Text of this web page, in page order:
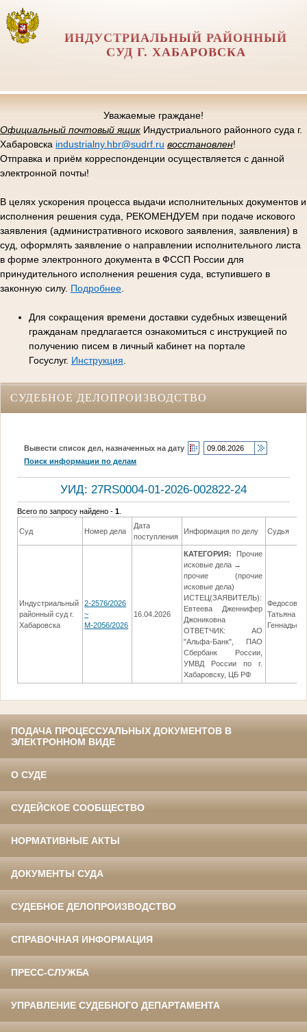
ИНДУСТРИАЛЬНЫЙ РАЙОННЫЙ
СУД Г. ХАБАРОВСКА
Уважаемые граждане!
Официальный почтовый ящик Индустриального районного суда г.
Хабаровска industrialny.hbr@sudrf.ru восстановлен!
Отправка и приём корреспонденции осуществляется с данной
электронной почты!
В целях ускорения процесса выдачи исполнительных документов и
исполнения решения суда, РЕКОМЕНДУЕМ при подаче искового
заявления (административного искового заявления, заявления) в
суд, оформлять заявление о направлении исполнительного листа
в форме электронного документа в ФССП России для
принудительного исполнения решения суда, вступившего в
законную силу. Подробнее
Для сокращения времени доставки судебных извещений
гражданам предлагается ознакомиться с инструкцией по
получению писем в личный кабинет на портале
Госуслуг. Инструкция
СУДЕБНОЕ ДЕЛОПРОИЗВОДСТВО
Вывести список дел, назначенных на дату
Поиск информации по делам
УИД: 27RS0004-01-2026-002822-24
Всего по запросу найдено -1
Суд Номер дела
Дата
поступления
Информация по делу Судья
Индустриальный
районный суд г.
Хабаровска
2-2576/2026
~
М-2056/2026
16.04.2026
КАТЕГОРИЯ:
Прочие
исковые дела →
прочие (прочие
исковые дела)
ИСТЕЦ(ЗАЯВИТЕЛЬ):
Евтеева Дженнифер
Джониковна
ОТВЕТЧИК: АО
"Альфа-Банк", ПАО
Сбербанк России,
УМВД России по г.
Хабаровску, ЦБ РФ
Федосова
Татьяна
ПОДАЧА ПРОЦЕССУАЛЬНЫХ ДОКУМЕНТОВ В
ЭЛЕКТРОННОМ ВИДЕ
О СУДЕ
СУДЕЙСКОЕ СООБЩЕСТВО
НОРМАТИВНЫЕ АКТЫ
ДОКУМЕНТЫ СУДА
СУДЕБНОЕ ДЕЛОПРОИЗВОДСТВО
СПРАВОЧНАЯ ИНФОРМАЦИЯ
ПРЕСС-СЛУЖБА
УПРАВЛЕНИЕ СУДЕБНОГО ДЕПАРТАМЕНТА